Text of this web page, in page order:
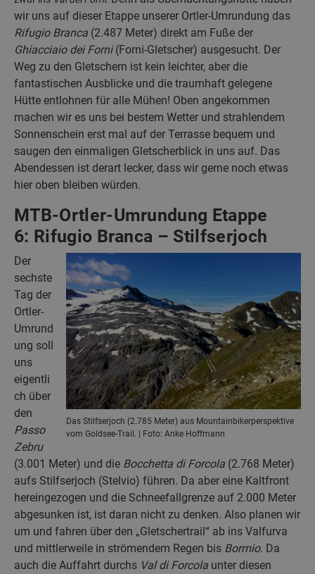
wir uns auf dieser Etappe unserer Ortler-Umrundung das
Rifugio Branca (2.487 Meter) direkt am Fuße der
Ghiacciaio dei Forni(Forni-Gletscher) ausgesucht. Der
Weg zu den Gletschern ist kein leichter, aber die
fantastischen Ausblicke und die traumhaft gelegene
Hütte entlohnen für alle Mühen! Oben angekommen
machen wir es uns bei bestem Wetter und strahlendem
Sonnenschein erst mal auf der Terrasse bequem und
saugen den einmaligen Gletscherblick in uns auf. Das
Abendessen ist derart lecker, dass wir gerne noch etwas
hier oben bleiben würden.
MTB-Ortler-Umrundung Etappe
6: Rifugio Branca – Stilfserjoch
Das Stilfserjoch (2.785 Meter) aus Mountainbikerperspektive
vom Goldsee-Trail. | Foto: Anke Hoffmann
Der
sechste
Tag der
Ortler-
Umrund
ung soll
uns
eigentli
ch über
den
Passo
Zebru
(3.001 Meter) und die Bocchetta di Forcola (2.768 Meter)
aufs Stilfserjoch (Stelvio) führen. Da aber eine Kaltfront
hereingezogen und die Schneefallgrenze auf 2.000 Meter
abgesunken ist, ist daran nicht zu denken. Also planen wir
um und fahren über den „Gletschertrail“ ab ins Valfurva
und mittlerweile in strömendem Regen bis Bormio. Da
auch die Auffahrt durchs Val di Forcola unter diesen